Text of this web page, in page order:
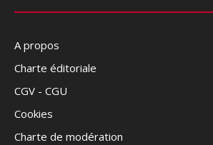
A propos
Charte éditoriale
CGV - CGU
Cookies
Charte de modération